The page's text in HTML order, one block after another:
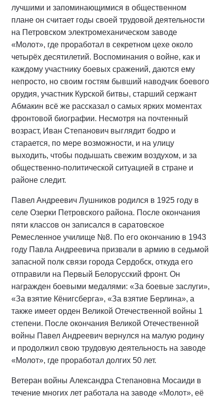
лучшими и запоминающимися в общественном
плане он считает годы своей трудовой деятельности
на Петровском электромеханическом заводе
«Молот», где проработал в секретном цехе около
четырёх десятилетий. Воспоминания о войне, как и
каждому участнику боевых сражений, даются ему
непросто, но своим гостям бывший наводчик боевого
орудия, участник Курской битвы, старший сержант
Абмакин всё же рассказал о самых ярких моментах
фронтовой биографии. Несмотря на почтенный
возраст, Иван Степанович выглядит бодро и
старается, по мере возможности, и на улицу
выходить, чтобы подышать свежим воздухом, и за
общественно-политической ситуацией в стране и
районе следит.
Павел Андреевич Лушников родился в 1925 году в
селе Озерки Петровского района. После окончания
пяти классов он записался в саратовское
Ремесленное училище №8. По его окончанию в 1943
году Павла Андреевича призвали в армию в седьмой
запасной полк связи города Сердобск, откуда его
отправили на Первый Белорусский фронт. Он
награжден боевыми медалями: «За боевые заслуги»,
«За взятие Кёнигсберга», «За взятие Берлина», а
также имеет орден Великой Отечественной войны 1
степени. После окончания Великой Отечественной
войны Павел Андреевич вернулся на малую родину
и продолжил свою трудовую деятельность на заводе
«Молот», где проработал долгих 50 лет.
Ветеран войны Александра Степановна Мосаиди в
течение многих лет работала на заводе «Молот», её